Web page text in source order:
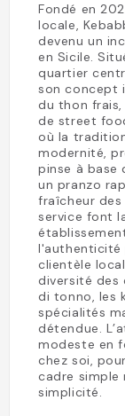
Fondé en
locale,
devenu un
en Sicile.
quartier
son concept
du thon frais,
de street
où la
modernité,
pinse à
un pranzo
fraîcheur
service font
l'authenticité
clientèle
diversité des
di tonno, les
spécialités
détendue.
modeste en
chez soi,
cadre simple
simplicité.